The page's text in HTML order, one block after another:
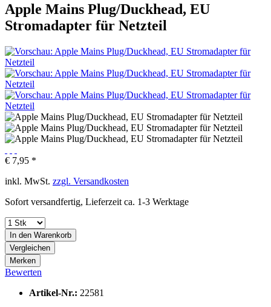
Apple Mains Plug/Duckhead, EU
Stromadapter für Netzteil
€ 7,95 *
inkl. MwSt. zzgl. Versandkosten
Sofort versandfertig, Lieferzeit ca. 1-3 Werktage
In den Warenkorb
Vergleichen
Merken
Bewerten
Artikel-Nr.: 22581